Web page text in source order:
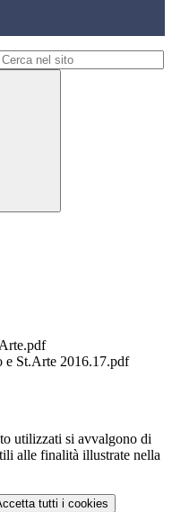
e St.Arte 2016.17.pdf
utilizzati si avvalgono di
alle finalità illustrate nella
tutti i cookies